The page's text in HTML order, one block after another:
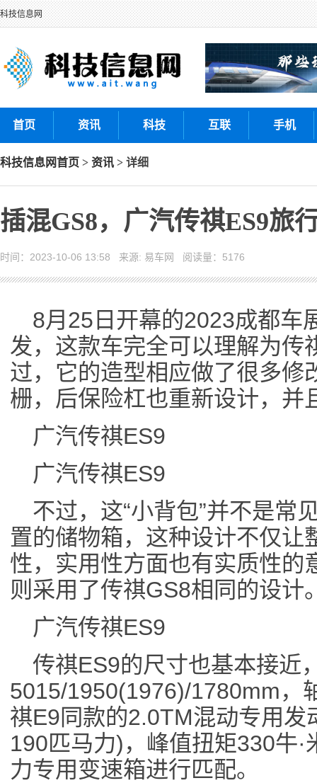
科技信息网
首页 资讯 科技 互联 手机
科技信息网首页 > 资讯 > 详细
插混GS8，广汽传祺ES9旅
时间：2023-10-06 13:58 来源: 易车网 阅读量：5176
8月25日开幕的2023成都车
发，这款车完全可以理解为传
过，它的造型相应做了很多修
栅，后保险杠也重新设计，并
广汽传祺ES9
广汽传祺ES9
不过，这“小背包”并不是常
置的储物箱，这种设计不仅让
性，实用性方面也有实质性的
则采用了传祺GS8相同的设计
广汽传祺ES9
传祺ES9的尺寸也基本接近
5015/1950(1976)/1780mm，
祺E9同款的2.0TM混动专用
190匹马力)，峰值扭矩330牛
力专用变速箱进行匹配。